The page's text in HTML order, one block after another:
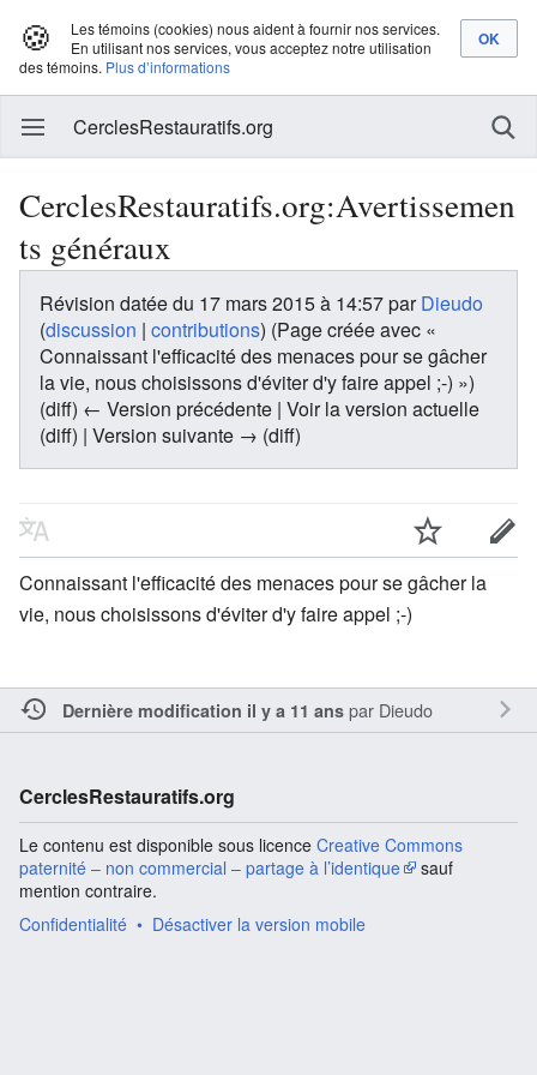
🍪
Les témoins (cookies) nous aident à fournir nos services.
En utilisant nos services, vous acceptez notre utilisation
des témoins. Plus d’informations
CerclesRestauratifs.org
CerclesRestauratifs.org:Avertissemen
ts généraux
Révision datée du 17 mars 2015 à 14:57 parDieudo
(discussion | contributions) (Page créée avec «
Connaissant l'efficacité des menaces pour se gâcher
la vie, nous choisissons d'éviter d'y faire appel ;-) »)
(diff) ← Version précédente | Voir la version actuelle
(diff) | Version suivante → (diff)
Connaissant l'efficacité des menaces pour se gâcher la
vie, nous choisissons d'éviter d'y faire appel ;-)
Dernière modification il y a 11 anspar Dieudo
CerclesRestauratifs.org
Le contenu est disponible sous licence Creative Commons
paternité – non commercial – partage à l’identique
sauf
mention contraire.
Confidentialité
Désactiver la version mobile